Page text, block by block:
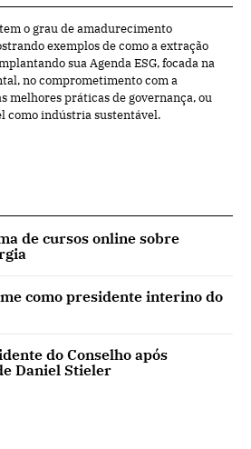
o grau de amadurecimento
exemplos de como a extração
sua Agenda ESG, focada na
no comprometimento com a
melhores práticas de governança, ou
como indústria sustentável.
de cursos online sobre
como presidente interino do
do Conselho após
Daniel Stieler